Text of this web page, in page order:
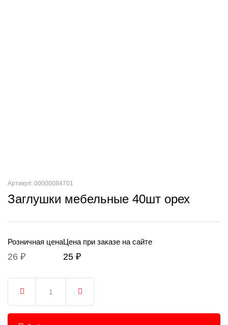
Артикул: 00000084701
Заглушки мебельные 40шт орех
Розничная цена
26 ₽
Цена при заказе на сайте
25 ₽